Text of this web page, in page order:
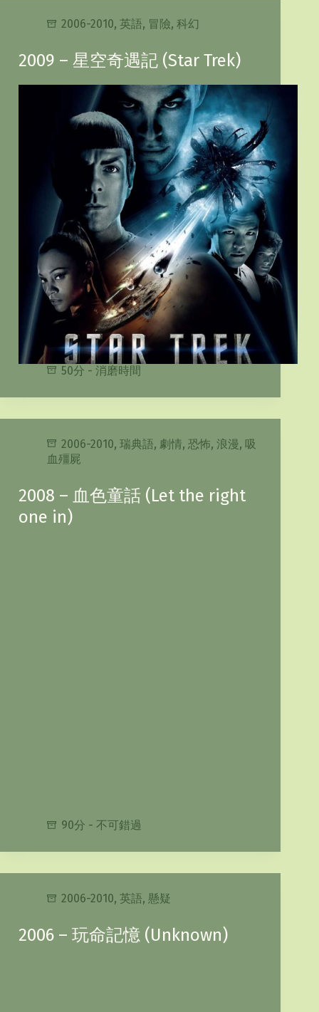
2006-2010, 英語, 冒險, 科幻
2009 – 星空奇遇記 (Star Trek)
50分 - 消磨時間
2006-2010, 瑞典語, 劇情, 恐怖, 浪漫, 吸
血殭屍
2008 – 血色童話 (Let the right
one in)
90分 - 不可錯過
2006-2010, 英語, 懸疑
2006 – 玩命記憶 (Unknown)